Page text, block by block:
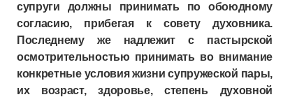
супруги должны принимать по обоюдному
согласию, прибегая к совету духовника.
Последнему же надлежит с пастырской
осмотрительностью принимать во внимание
конкретные условия жизни супружеской пары,
их возраст, здоровье, степень духовной